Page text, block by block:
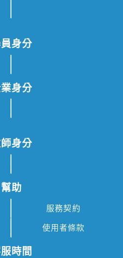
身分
身分
身分
幫助
服務契約
使用者條款
時間